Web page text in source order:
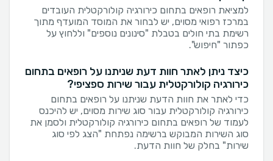
למציאת רופאים בתחום כירורגיה קולורקטלית העובדים
במרכז רפואי מסוים, יש לבחור את המוסד המועדף מתוך
רשימת בתי חולים בטבלת "סינונים נוספים" וללחוץ על
כפתור "חיפוש".
כיצד ניתן לאתר חוות דעת שניתנו על רופאים בתחום
כירורגיה קולורקטלית עבור שירות ספציפי?
כדי לאתר את חוות הדעת שניתנו על רופאים בתחום
כירורגיה קולורקטלית עבור סוג שירות מסוים, יש להיכנס
לעמוד של רופאים בתחום כירורגיה קולורקטלית ולסמן את
סוג השירות המבוקש ברשימה נפתחת "הצג לפי סוג
שירות" בחלק של חוות הדעת.